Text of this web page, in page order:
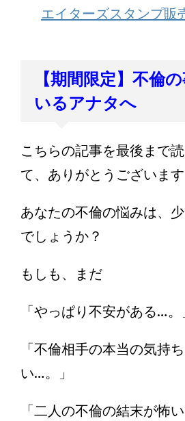
エイターズスタンプ販
【期間限定】不倫
いるアナタへ
こちらの記事を最後まで
て、ありがとうございます
あなたの不倫の悩みは、
でしょうか？
もしも、まだ
「やっぱり不安がある…。
「不倫相手の本当の気持
い…。」
「二人の不倫の結末が怖